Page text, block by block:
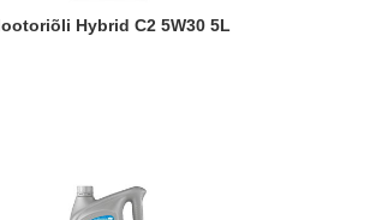
Mootoriõli Hybrid C2 5W30 5L